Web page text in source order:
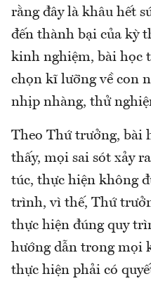
rằng đây là khâu hết
đến thành bại của kỳ
kinh nghiệm, bài học
chọn kĩ lưỡng về con
nhịp nhàng, thử
Theo Thứ trưởng, bài
thấy, mọi sai sót xảy
túc, thực hiện không
trình, vì thế, Thứ
thực hiện đúng quy
hướng dẫn trong mọi
thực hiện phải có